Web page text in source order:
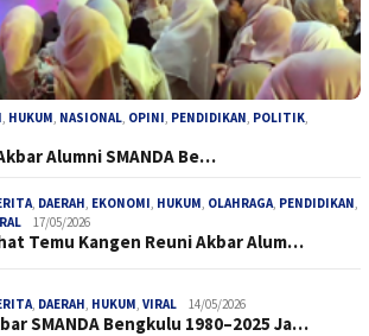
HUKUM NASIONAL OPINI PENDIDIKAN POLITIK
Alumni SMANDA Be…
DAERAH EKONOMI HUKUM OLAHRAGA PENDIDIKAN
17/05/2026
Temu Kangen Reuni Akbar Alum…
DAERAH HUKUM VIRAL 14/05/2026
SMANDA Bengkulu 1980–2025 Ja…